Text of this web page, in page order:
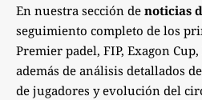
En nuestra sección de noticias
seguimiento completo de los
Premier padel, FIP, Exagon Cup,
además de análisis detallados
de jugadores y evolución del